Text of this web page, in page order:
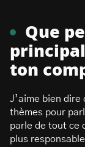
Que
ton
J’aime bien dire
thèmes pour
parle de tout ce
plus